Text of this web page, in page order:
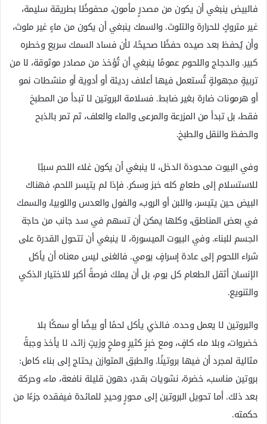
فالبيض ينبغي أن يكون من مصدرٍ مأمون، محفوظًا بطريقة سليمة،
غير متروكٍ للحرارة والتلوث. والسمك ينبغي أن يكون من ماءٍ غير ملوث،
وأن يُحفظ بعد صيده حفظًا صحيحًا، لأن فساد السمك سريع وخطره
كبير. والدجاج واللحوم عمومًا ينبغي أن تُؤخذ من مصادر موثوقة، لا من
تربيةٍ مجهولةٍ تُستعمل فيها أعلاف رديئة أو أدوية أو منشطات نمو
أو هرمونات ضارة بغير ضابط. فسلامة البروتين لا تبدأ من المطبخ
فقط، بل تبدأ من المزرعة والمرعى والماء والعلف، ثم تمر بالذبح
والحفظ والنقل والطبخ.
وفي البيوت محدودة الدخل، لا ينبغي أن يكون غلاء اللحم سببًا
للاستسلام إلى طعامٍ كله خبز وسكر. فإذا لم يتيسر اللحم، فهناك
البيض حين يتيسر، واللبن أو الروب، والفول والعدس واللوبيا، والسمك
في بعض المناطق، وكلها يمكن أن تسهم في سد جانب من حاجة
الجسم للبناء. وفي البيوت الميسورة، لا ينبغي أن تتحول القدرة على
شراء اللحوم إلى عادة إسرافٍ يومي. فالغنى ليس معناه أن يأكل
الإنسان أثقل الطعام كل يوم، بل أن يملك فرصةً أكبر للاختيار الذكي
والتنويع.
والبروتين لا يعمل وحده. فالذي يأكل لحمًا أو بيضًا أو سمكًا بلا
خضروات، وبلا ماء كافٍ، ومع خبزٍ كثيرٍ وملحٍ وزيتٍ زائد، لا يأخذ وجبةً
مثالية لمجرد أن فيها بروتينًا. والطبق المتوازن يحتاج إلى بناء كامل:
بروتين مناسب، خضرة، نشويات بقدر، دهون قليلة نافعة، ماء، وحركة
بعد ذلك. أما تحويل البروتين إلى محورٍ وحيدٍ للمائدة فيفقده جزءًا من
حكمته.